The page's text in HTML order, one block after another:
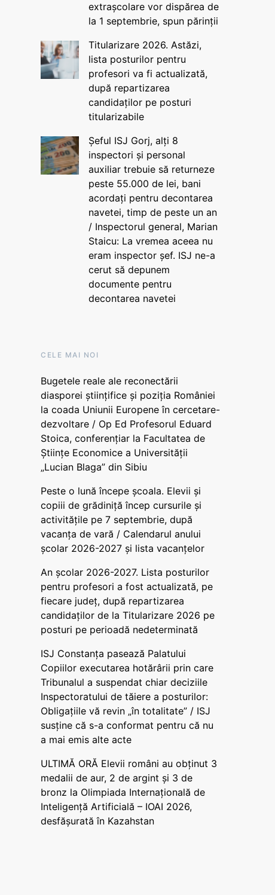
extrașcolare vor dispărea de
la 1 septembrie, spun părinții
Titularizare 2026. Astăzi,
lista posturilor pentru
profesori va fi actualizată,
după repartizarea
candidaților pe posturi
titularizabile
Șeful ISJ Gorj, alți 8
inspectori și personal
auxiliar trebuie să returneze
peste 55.000 de lei, bani
acordați pentru decontarea
navetei, timp de peste un an
/ Inspectorul general, Marian
Staicu: La vremea aceea nu
eram inspector șef. ISJ ne-a
cerut să depunem
documente pentru
decontarea navetei
CELE MAI NOI
Bugetele reale ale reconectării
diasporei științifice și poziția României
la coada Uniunii Europene în cercetare-
dezvoltare / Op Ed Profesorul Eduard
Stoica, conferențiar la Facultatea de
Științe Economice a Universității
„Lucian Blaga” din Sibiu
Peste o lună începe școala. Elevii și
copiii de grădiniță încep cursurile și
activitățile pe 7 septembrie, după
vacanța de vară / Calendarul anului
școlar 2026-2027 și lista vacanțelor
An școlar 2026-2027. Lista posturilor
pentru profesori a fost actualizată, pe
fiecare județ, după repartizarea
candidaților de la Titularizare 2026 pe
posturi pe perioadă nedeterminată
ISJ Constanța pasează Palatului
Copiilor executarea hotărârii prin care
Tribunalul a suspendat chiar deciziile
Inspectoratului de tăiere a posturilor:
Obligațiile vă revin „în totalitate” / ISJ
susține că s-a conformat pentru că nu
a mai emis alte acte
ULTIMĂ ORĂ Elevii români au obținut 3
medalii de aur, 2 de argint și 3 de
bronz la Olimpiada Internațională de
Inteligență Artificială – IOAI 2026,
desfășurată în Kazahstan